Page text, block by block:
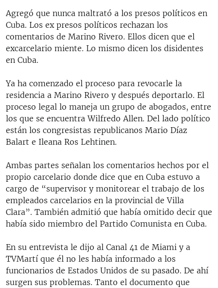
Agregó que nunca maltrató a los presos políticos en
Cuba. Los ex presos políticos rechazan los
comentarios de Marino Rivero. Ellos dicen que el
excarcelario miente. Lo mismo dicen los disidentes
en Cuba.
Ya ha comenzado el proceso para revocarle la
residencia a Marino Rivero y después deportarlo. El
proceso legal lo maneja un grupo de abogados, entre
los que se encuentra Wilfredo Allen. Del lado político
están los congresistas republicanos Mario Díaz
Balart e Ileana Ros Lehtinen.
Ambas partes señalan los comentarios hechos por el
propio carcelario donde dice que en Cuba estuvo a
cargo de “supervisor y monitorear el trabajo de los
empleados carcelarios en la provincial de Villa
Clara”. También admitió que había omitido decir que
había sido miembro del Partido Comunista en Cuba.
En su entrevista le dijo al Canal 41 de Miami y a
TVMartí que él no les había informado a los
funcionarios de Estados Unidos de su pasado. De ahí
surgen sus problemas. Tanto el documento que